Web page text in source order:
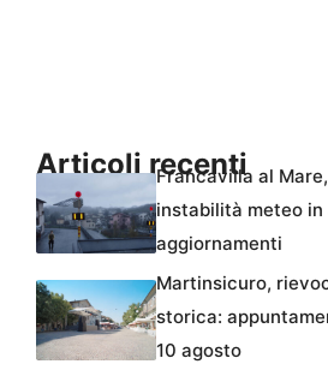
Articoli recenti
Francavilla al Mare,
instabilità meteo in
aggiornamenti
Martinsicuro,
storica:
10 agosto